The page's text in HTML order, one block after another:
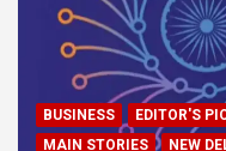
BUSINESS EDITOR'S
MAIN STORIES
NEW